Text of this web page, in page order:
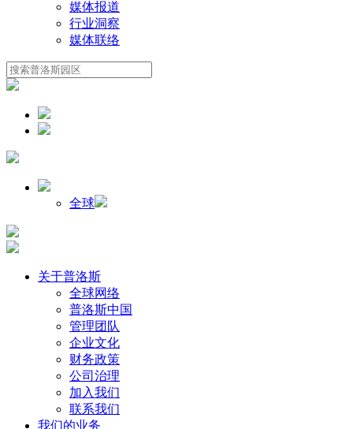
媒体报道
行业洞察
媒体联络
全球
关于普洛斯
全球网络
普洛斯中国
管理团队
企业文化
财务政策
公司治理
加入我们
联系我们
我们的业务